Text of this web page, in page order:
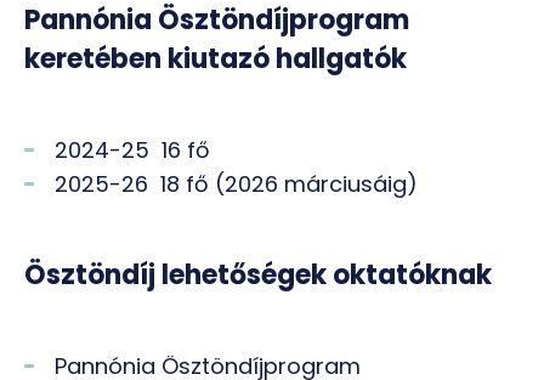
Pannónia Ösztöndíjprogram
keretében kiutazó hallgatók
2024-25 16 fő
2025-26 18 fő (2026 márciusáig)
Ösztöndíj lehetőségek oktatóknak
Pannónia Ösztöndíjprogram